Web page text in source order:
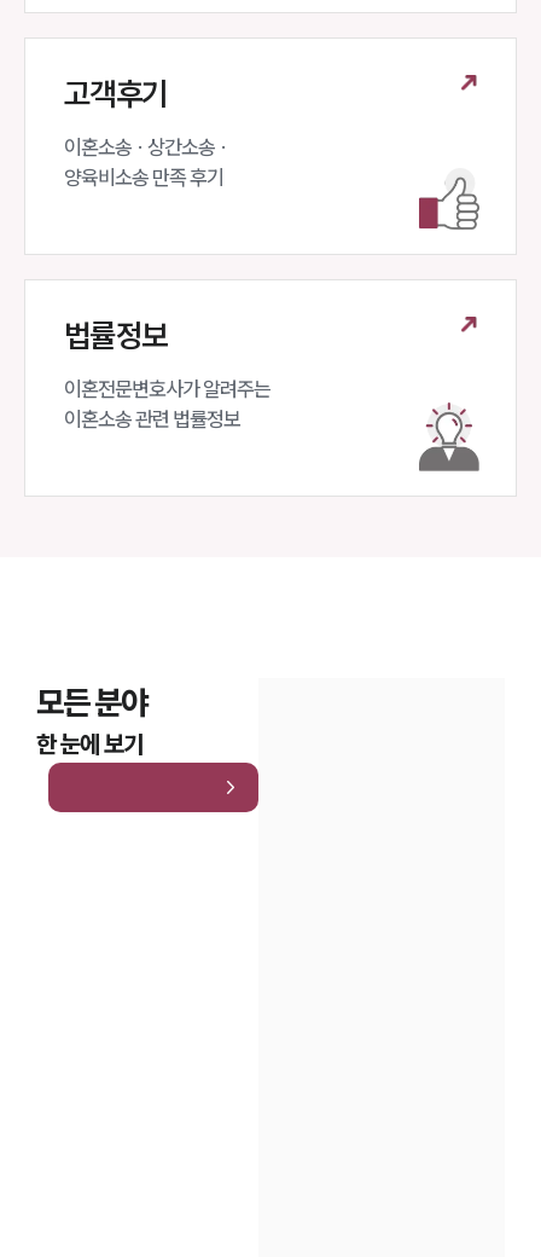
고객후기
이혼소송 · 상간소송 ·
양육비소송 만족 후기
법률정보
이혼전문변호사가 알려주는
이혼소송 관련 법률정보
모든 분야
한 눈에 보기